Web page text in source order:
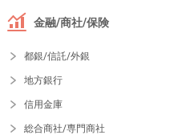
金融/商社/保険
都銀/信託/外銀
地方銀行
信用金庫
総合商社/専門商社